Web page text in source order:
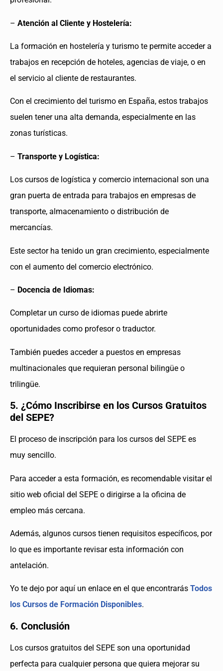
– Atención al Cliente y Hostelería:
La formación en hostelería y turismo te permite acceder a
trabajos en recepción de hoteles, agencias de viaje, o en
el servicio al cliente de restaurantes.
Con el crecimiento del turismo en España, estos trabajos
suelen tener una alta demanda, especialmente en las
zonas turísticas.
– Transporte y Logística:
Los cursos de logística y comercio internacional son una
gran puerta de entrada para trabajos en empresas de
transporte, almacenamiento o distribución de
mercancías.
Este sector ha tenido un gran crecimiento, especialmente
con el aumento del comercio electrónico.
– Docencia de Idiomas:
Completar un curso de idiomas puede abrirte
oportunidades como profesor o traductor.
También puedes acceder a puestos en empresas
multinacionales que requieran personal bilingüe o
trilingüe.
5. ¿Cómo Inscribirse en los Cursos Gratuitos
del SEPE?
El proceso de inscripción para los cursos del SEPE es
muy sencillo.
Para acceder a esta formación, es recomendable visitar el
sitio web oficial del SEPE o dirigirse a la oficina de
empleo más cercana.
Además, algunos cursos tienen requisitos específicos, por
lo que es importante revisar esta información con
antelación.
Yo te dejo por aquí un enlace en el que encontrarás Todos
los Cursos de Formación Disponibles.
6. Conclusión
Los cursos gratuitos del SEPE son una oportunidad
perfecta para cualquier persona que quiera mejorar su